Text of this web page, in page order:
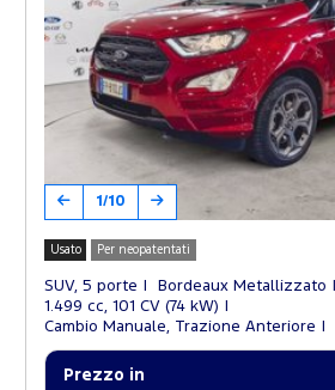
1/10
Usato Per neopatentati
SUV, 5 porte Bordeaux Metallizzato
1.499 cc, 101 CV (74 kW)
Cambio Manuale, Trazione Anteriore
Prezzo in